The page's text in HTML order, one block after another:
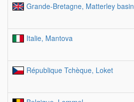
Grande-Bretagne, Matterley basin
Italie, Mantova
République Tchèque, Loket